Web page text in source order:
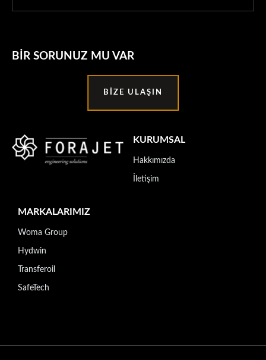
BIR SORUNUZ MU VAR
BIZE ULAŞIN
KURUMSAL
Hakkımızda
İletişim
MARKALARIMIZ
Woma Group
Hydwin
Transferoil
SafeTech